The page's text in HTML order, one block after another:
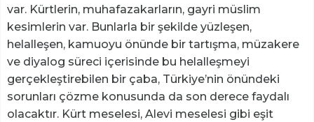
var. Kürtlerin, muhafazakarların, gayri müslim
kesimlerin var. Bunlarla bir şekilde yüzleşen,
helalleşen, kamuoyu önünde bir tartışma, müzakere
ve diyalog süreci içerisinde bu helalleşmeyi
gerçekleştirebilen bir çaba, Türkiye’nin önündeki
sorunları çözme konusunda da son derece faydalı
olacaktır. Kürt meselesi, Alevi meselesi gibi eşit